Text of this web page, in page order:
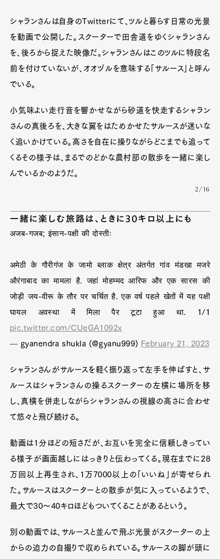
シャランさんは自身のTwitterにて、ツルと暮らす日常の光景
を動画で公開した。スクーターで田舎道をゆくシャランさん
を、後ろから捉えた映像だ。シャランさんはこのツルに特段名
前を付けていないが、オオヅルを意味する「サルース」と呼ん
でいる。
小気味よい走行音を響かせながら砂道を快走するシャラン
さんの真後ろを、大きな翼をはためかせたサルースが迷いな
く追いかけている。高さを自在に操りながらどこまでも追って
くるその様子は、まるでのどかな農村部の散歩を一緒に楽し
んでいるかのようだ。
2/16
一緒に楽しむ旅路は、ときに30キロ以上にも
अजब-गजब; इंसान-पक्षी की दोस्तीः
अमेठी के गौरीगंज के जामो ब्लाक क्षेत्र अंतर्गत गांव मंडखा मजरे
औरंगाबाद का मामला है. जहां मोहम्मद आरिफ और एक सारस की
जोड़ी जय-वीरू के तौर पर चर्चित है. एक वर्ष पहले खेतों में यह पक्षी
घायल अवस्था में मिला पैर टूटा हुआ था. 1/1
pic.twitter.com/CUeGA1092x
— gyanendra shukla (@gyanu999)
February 21, 2023
シャランさんがサルースを軽く振り返って左手を伸ばすと、サ
ルースはシャランさんの操るスクーターの左横に場所を移
し、真横を併走しながらシャランさんの視線の高さに合わせ
て悠々と飛び続ける。
動画は1分ほどの短さだが、お互いを完全に信頼しきってい
る様子が画面越しにはっきりと伝わってくる。現在までに28
万回以上再生され、1万7000以上の「いいね」が寄せられ
た。サルースはスクーターとの散歩が気に入っているようで、
最大で30〜40キロほどもついてくることがあるという。
別の動画では、サルースと並んで飛ぶ光景がスクーターの上
からの迫力の自撮りで収められている。サルースの脚が頭に